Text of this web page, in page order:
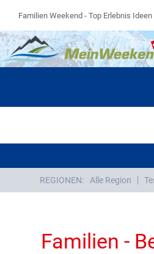
Familien Weekend - Top Erlebnis Ideen
REGIONEN: Alle Region
Familien -